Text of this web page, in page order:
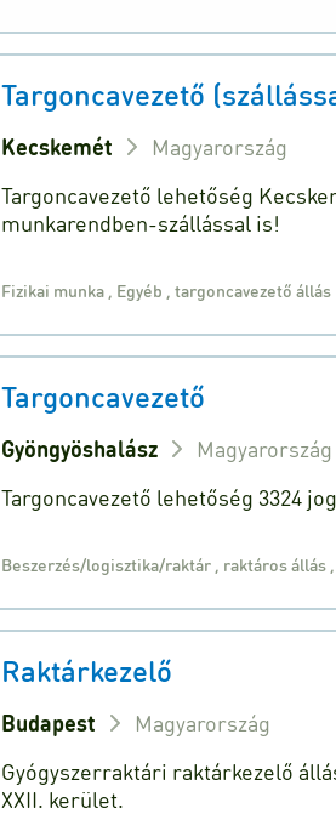
Targoncavezető
Kecskemét
Magyarország
Targoncavezető lehetőség
munkarendben-szállással is!
Fizikai munka Egyéb ,targoncavezető állás
Targoncavezető
Gyöngyöshalász
Magyarország
Targoncavezető lehetőség 3324
Beszerzés/logisztika/raktár raktáros állás
Raktárkezelő
Budapest
Magyarország
Gyógyszerraktári raktárkezelő
XXII. kerület.